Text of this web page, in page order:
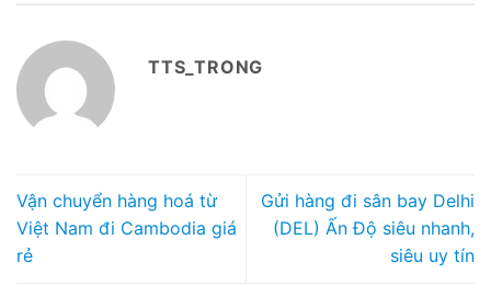
TTS_TRONG
Vận chuyển hàng hoá từ
Việt Nam đi Cambodia giá
rẻ
Gửi hàng đi sân bay Delhi
(DEL) Ấn Độ siêu nhanh,
siêu uy tín